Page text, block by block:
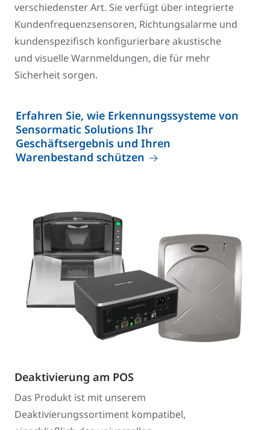
verschiedenster Art. Sie verfügt über integrierte
Kundenfrequenzsensoren, Richtungsalarme und
kundenspezifisch konfigurierbare akustische
und visuelle Warnmeldungen, die für mehr
Sicherheit sorgen.
Erfahren Sie, wie Erkennungssysteme von
Sensormatic Solutions Ihr
Geschäftsergebnis und Ihren
Warenbestand schützen
Deaktivierung am POS
Das Produkt ist mit unserem
Deaktivierungssortiment kompatibel,